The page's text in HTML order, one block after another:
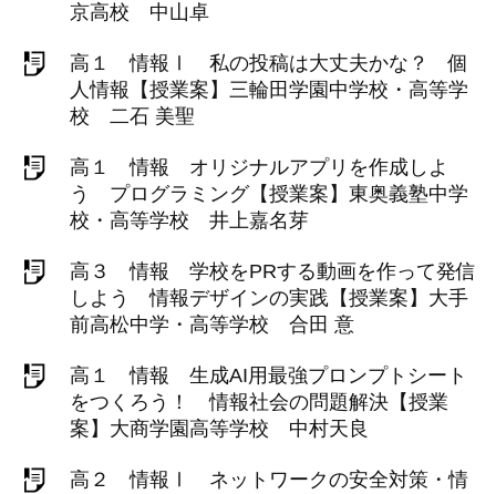
京高校 中山卓
高１ 情報Ⅰ 私の投稿は大丈夫かな？ 個
人情報【授業案】三輪田学園中学校・高等学
校 二石 美聖
高１ 情報 オリジナルアプリを作成しよ
う プログラミング【授業案】東奥義塾中学
校・高等学校 井上嘉名芽
高３ 情報 学校をPRする動画を作って発信
しよう 情報デザインの実践【授業案】大手
前高松中学・高等学校 合田 意
高１ 情報 生成AI用最強プロンプトシート
をつくろう！ 情報社会の問題解決【授業
案】大商学園高等学校 中村天良
高２ 情報Ⅰ ネットワークの安全対策・情